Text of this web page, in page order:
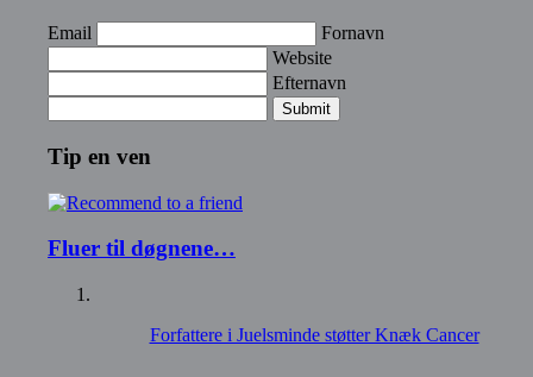
Email
Fornavn
Website
Efternavn
Submit
Tip en ven
Fluer til døgnene…
Forfattere i Juelsminde støtter Knæk Cancer